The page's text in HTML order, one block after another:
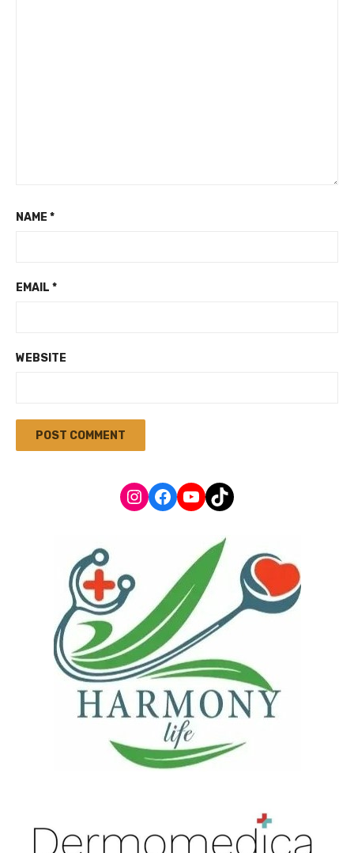
NAME *
EMAIL *
WEBSITE
Instagram
Facebook
YouTube
TikTok